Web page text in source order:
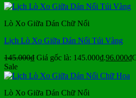
Lò Xo Giữa Dán Chữ Nổi
Lịch Lò Xo Giữa Dán Nổi Túi Vàng
145.000₫ Giá gốc là: 145.000₫.96.000₫
Sale
Lò Xo Giữa Dán Chữ Nổi